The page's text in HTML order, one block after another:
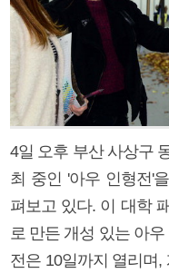
4일 오후 부산 사상구
최 중인 '아우 인형전'
펴보고 있다. 이 대학
로 만든 개성 있는 아
전은 10일까지 열리며,